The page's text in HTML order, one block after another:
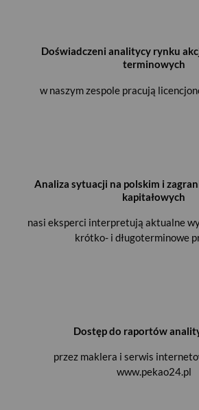
Doświadczeni analitycy rynku
terminowych
w naszym zespole pracują
Analiza sytuacji na polskim i
kapitałowych
nasi eksperci interpretują aktualne
krótko- i długoterminowe
Dostęp do raportów
przez maklera i serwis
www.pekao24.pl